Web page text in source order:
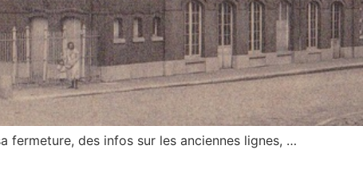
fermeture, des infos sur les anciennes lignes, …